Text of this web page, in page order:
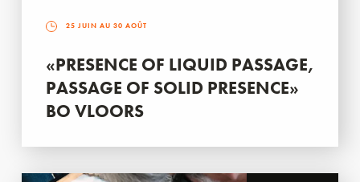
25 JUIN AU 30 AOÛT
«PRESENCE OF LIQUID PASSAGE,
PASSAGE OF SOLID PRESENCE»
BO VLOORS